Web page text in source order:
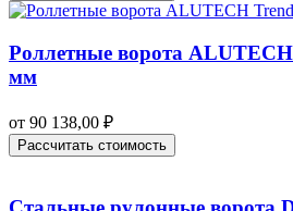
Роллетные ворота
мм
от 90 138,00 ₽
Рассчитать стоимость